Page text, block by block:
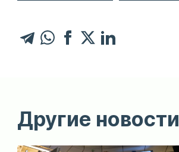
Другие новости